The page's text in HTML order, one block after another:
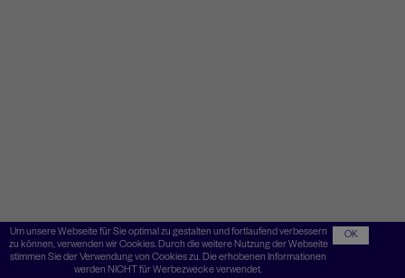
Um unsere Webseite für Sie optimal zu gestalten und fortlaufend verbessern
zu können, verwenden wir Cookies. Durch die weitere Nutzung der Webseite
stimmen Sie der Verwendung von Cookies zu. Die erhobenen Informationen
werden NICHT für Werbezwecke verwendet.
OK